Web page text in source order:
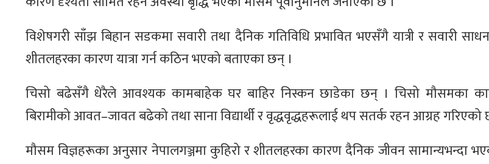
विशेषगरी साँझ बिहान सडकमा सवारी तथा दैनिक गतिविधि प्रभावित भएसँगै यात्री र सवारी
शीतलहरका कारण यात्रा गर्न कठिन भएको बताएका छन् ।
चिसो बढेसँगै धेरैले आवश्यक कामबाहेक घर बाहिर निस्कन छाडेका छन् । चिसो मौसमका कारण
बिरामीको आवत–जावत बढेको तथा साना विद्यार्थी र वृद्धवृद्धहरूलाई थप सतर्क रहन आग्रह गरिएको
मौसम विज्ञहरूका अनुसार नेपालगञ्जमा कुहिरो र शीतलहरका कारण दैनिक जीवन सामान्यभन्दा